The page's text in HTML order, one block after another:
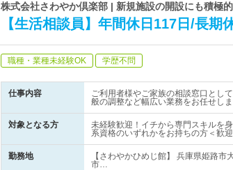
株式会社さわやか倶楽部 | 新規施設の開設にも積極
【生活相談員】年間休日117日/長期
職種・業種未経験OK 学歴不問
仕事内容
ご利用者様やご家族の相談窓口とし
般の調整など幅広い業務をお任せしま
対象となる方
未経験歓迎！イチから専門スキルを
系資格のいずれかをお持ちの方＜歓
勤務地
【さわやかひめじ館】 兵庫県姫路
市…